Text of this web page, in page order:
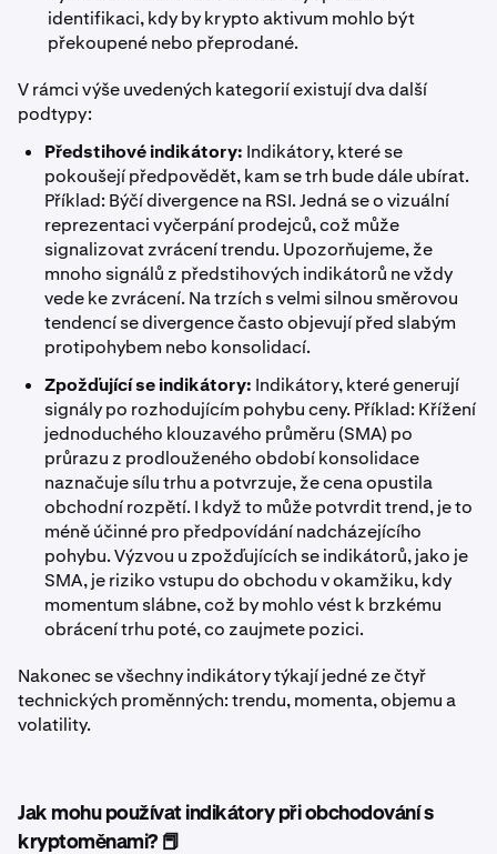
identifikaci, kdy by krypto aktivum mohlo být
překoupené nebo přeprodané.
V rámci výše uvedených kategorií existují dva další
podtypy:
Předstihové indikátory: Indikátory, které se
pokoušejí předpovědět, kam se trh bude dále ubírat.
Příklad: Býčí divergence na RSI. Jedná se o vizuální
reprezentaci vyčerpání prodejců, což může
signalizovat zvrácení trendu. Upozorňujeme, že
mnoho signálů z předstihových indikátorů ne vždy
vede ke zvrácení. Na trzích s velmi silnou směrovou
tendencí se divergence často objevují před slabým
protipohybem nebo konsolidací.
Zpožďující se indikátory: Indikátory, které generují
signály po rozhodujícím pohybu ceny. Příklad: Křížení
jednoduchého klouzavého průměru (SMA) po
průrazu z prodlouženého období konsolidace
naznačuje sílu trhu a potvrzuje, že cena opustila
obchodní rozpětí. I když to může potvrdit trend, je to
méně účinné pro předpovídání nadcházejícího
pohybu. Výzvou u zpožďujících se indikátorů, jako je
SMA, je riziko vstupu do obchodu v okamžiku, kdy
momentum slábne, což by mohlo vést k brzkému
obrácení trhu poté, co zaujmete pozici.
Nakonec se všechny indikátory týkají jedné ze čtyř
technických proměnných: trendu, momenta, objemu a
volatility.
Jak mohu používat indikátory při obchodování s
kryptoměnami? 📕